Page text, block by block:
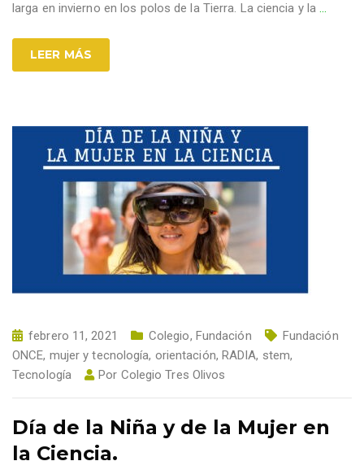
larga en invierno en los polos de la Tierra. La ciencia y la…
LEER MÁS
febrero 11, 2021 Colegio, Fundación
Fundación
ONCE, mujer y tecnología, orientación, RADIA, stem,
Tecnología
Por Colegio Tres Olivos
Día de la Niña y de la Mujer en
la Ciencia.